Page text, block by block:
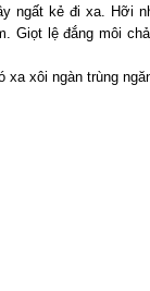
ngất kẻ đi xa. Hỡi
Giọt lệ đắng môi
xôi ngàn trùng